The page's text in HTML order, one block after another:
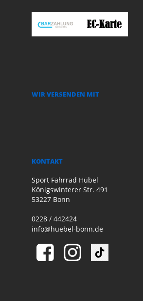
WIR VERSENDEN MIT
KONTAKT
Sport Fahrrad Hübel
Königswinterer Str. 491
53227 Bonn
0228 / 442424
info@huebel-bonn.de